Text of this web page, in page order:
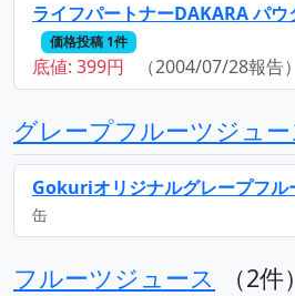
ライフパートナーDAKARA パウ
価格投稿 1件
底値: 399円 （2004/07/28報告）
グレープフルーツジュー
Gokuriオリジナルグレープフル
缶
フルーツジュース （2件）